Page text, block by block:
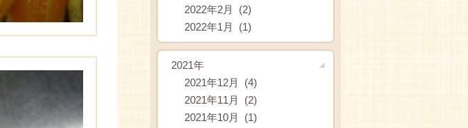
2022年2月 (2)
2022年1月 (1)
2021年
2021年12月 (4)
2021年11月 (2)
2021年10月 (1)